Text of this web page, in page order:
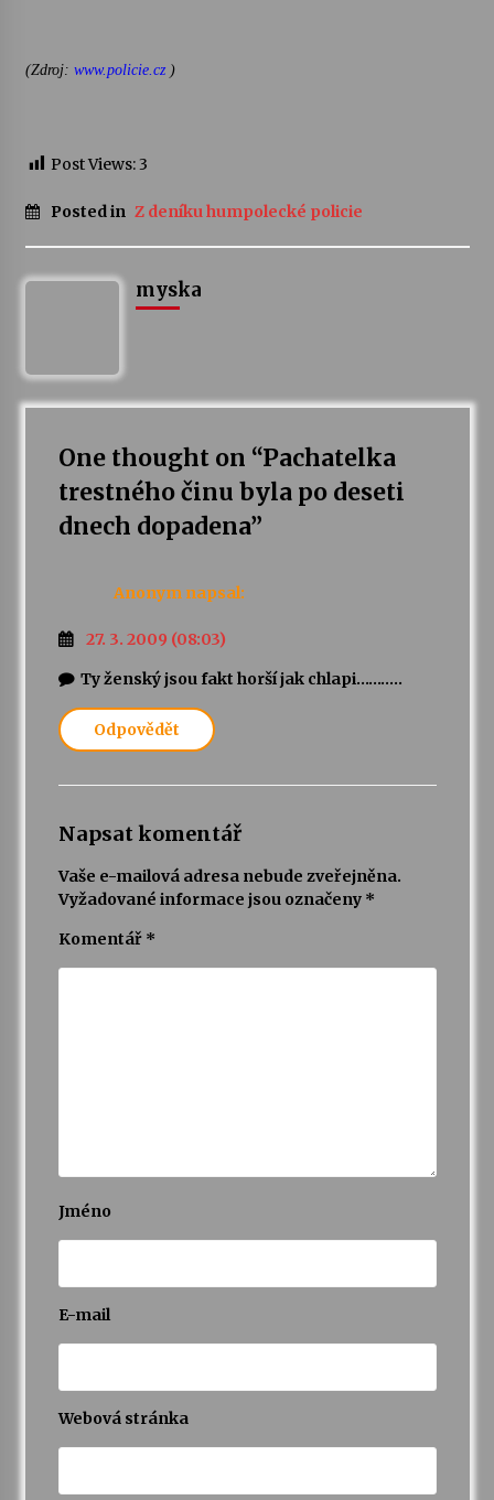
Varhanní recitál Michala Novenka v Klášteře
(Zdroj: www.policie.cz)
Post Views:3
Posted in Z deníku humpolecké policie
myska
One thought on “Pachatelka
trestného činu byla po deseti
dnech dopadena”
Anonym napsal:
27. 3. 2009 (08:03)
Ty ženský jsou fakt horší jak chlapi………..
Odpovědět
Napsat komentář
Vaše e-mailová adresa nebude zveřejněna.
Vyžadované informace jsou označeny *
Komentář *
Jméno
E-mail
Webová stránka